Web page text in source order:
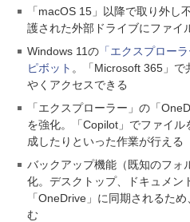
「macOS 15」以降で取り外し
護された外部ドライブにファイ
Windows 11の「エクスプローラ
ピボット 。「Microsoft 365」で
やくアクセスできる
「エクスプローラー」の「
を強化。「Copilot」でファイ
成したりといった作業が行える
バックアップ機能（既知のフォ
化。デスクトップ、ドキュメン
「OneDrive」に同期されるた
む